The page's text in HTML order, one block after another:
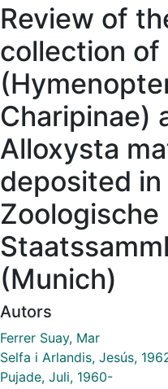
Review of
collection of
Charipinae)
Alloxysta
deposited
Zoologische
(Munich)
Autors
Ferrer Suay, Mar
Selfa i Arlandis, Jesús,
Pujade, Juli, 1960-